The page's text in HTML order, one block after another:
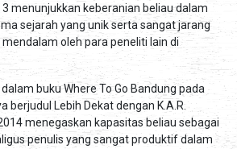
menunjukkan keberanian beliau dalam
sejarah yang unik serta sangat jarang
oleh para peneliti lain di
buku Where To Go Bandung pada
berjudul Lebih Dekat dengan K.A.R.
menegaskan kapasitas beliau sebagai
penulis yang sangat produktif dalam